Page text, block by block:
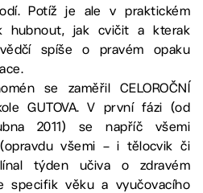
Potíž je ale v praktickém
hubnout, jak cvičit a kterak
spíše o pravém opaku
se zaměřil CELOROČNÍ
GUTOVA. V první fázi (od
2011) se napříč všemi
všemi – i tělocvik či
týden učiva o zdravém
specifik věku a vyučovacího